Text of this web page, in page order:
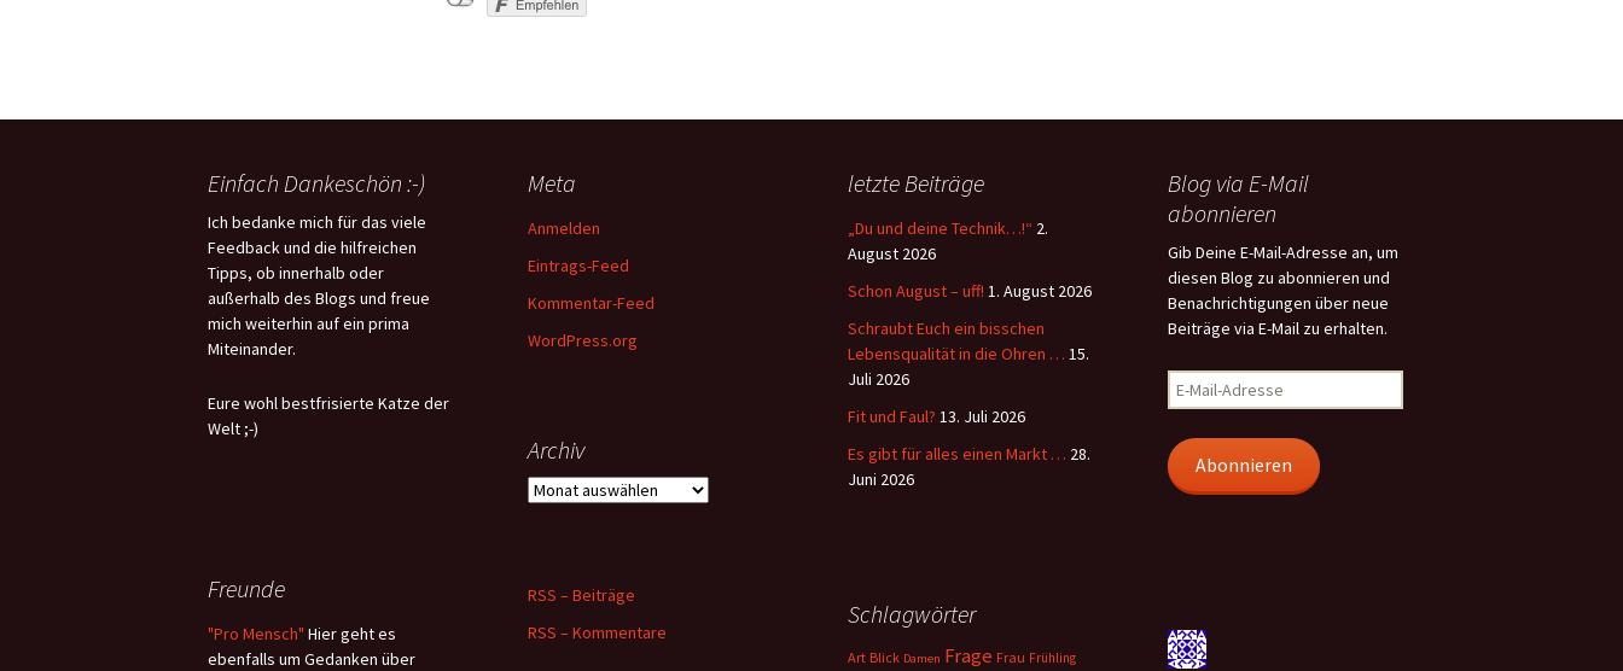
Geld sparen ist immer
möglich, man muss es nur
wollen :)
nach der Arbeit die
heimischen Wintersport
Wir üben Hausputz-
Wissenschaften…
„Organisatorisches“
Einfach Dankeschön :-)
Ich bedanke mich für das viele
Feedback und die hilfreichen
Tipps, ob innerhalb oder
außerhalb des Blogs und freue
mich weiterhin auf ein prima
Miteinander.
Eure wohl bestfrisierte Katze der
Welt ;-)
Meta
Anmelden
Eintrags-Feed
Kommentar-Feed
WordPress.org
letzte Beiträge
„Du und deine Technik…!“ 2.
August 2026
Schon August – uff! 1. August 2026
Schraubt Euch ein bisschen
Lebensqualität in die Ohren … 15.
Juli 2026
Fit und Faul? 13. Juli 2026
Es gibt für alles einen Markt … 28.
Juni 2026
Blog via E-Mail
abonnieren
Gib Deine E-Mail-Adresse an, um
diesen Blog zu abonnieren und
Benachrichtigungen über neue
Beiträge via E-Mail zu erhalten.
E-
Mail-
Abonnieren
Archiv
Archiv
Freunde
"Pro Mensch" Hier geht es
ebenfalls um Gedanken über
RSS – Beiträge
RSS – Kommentare
Schlagwörter
Art Blick Damen Frage Frau Frühling